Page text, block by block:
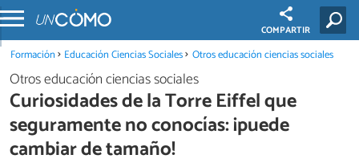
COMPARTIR
Formación Educación Ciencias Sociales Otros educación ciencias sociales
Otros educación ciencias sociales
Curiosidades de la Torre Eiffel que
seguramente no conocías: ¡puede
cambiar de tamaño!